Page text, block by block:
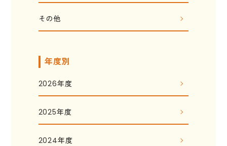
その他
年度別
2026年度
2025年度
2024年度